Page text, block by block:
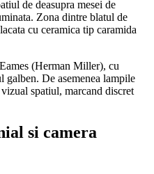
de deasupra mesei de
Zona dintre blatul de
cu ceramica tip caramida
(Herman Miller), cu
galben. De asemenea lampile
spatiul, marcand discret
si camera